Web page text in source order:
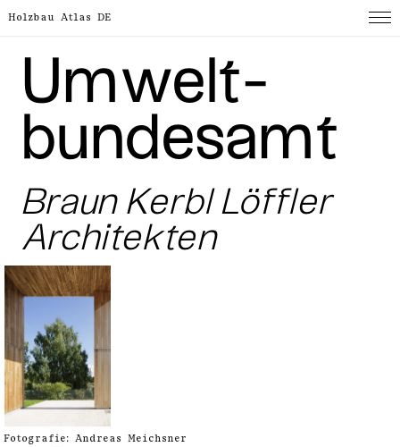
Holzbau Atlas DE
Umwelt­­
bunde­s­amt
Braun Kerbl Löffler
Architekten
Fotografie: Andreas Meichsner